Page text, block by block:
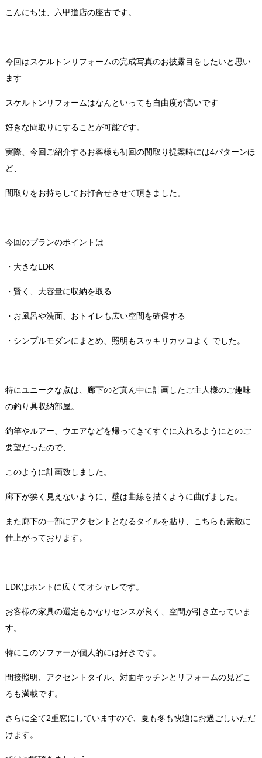
こんにちは、六甲道店の座古です。
今回はスケルトンリフォームの完成写真のお披露目をしたいと思い
ます
スケルトンリフォームはなんといっても自由度が高いです
好きな間取りにすることが可能です。
実際、今回ご紹介するお客様も初回の間取り提案時には4パターンほ
ど、
間取りをお持ちしてお打合せさせて頂きました。
今回のプランのポイントは
・大きなLDK
・賢く、大容量に収納を取る
・お風呂や洗面、おトイレも広い空間を確保する
・シンプルモダンにまとめ、照明もスッキリカッコよく でした。
特にユニークな点は、廊下のど真ん中に計画したご主人様のご趣味
の釣り具収納部屋。
釣竿やルアー、ウエアなどを帰ってきてすぐに入れるようにとのご
要望だったので、
このように計画致しました。
廊下が狭く見えないように、壁は曲線を描くように曲げました。
また廊下の一部にアクセントとなるタイルを貼り、こちらも素敵に
仕上がっております。
LDKはホントに広くてオシャレです。
お客様の家具の選定もかなりセンスが良く、空間が引き立っていま
す。
特にこのソファーが個人的には好きです。
間接照明、アクセントタイル、対面キッチンとリフォームの見どこ
ろも満載です。
さらに全て2重窓にしていますので、夏も冬も快適にお過ごしいただ
けます。